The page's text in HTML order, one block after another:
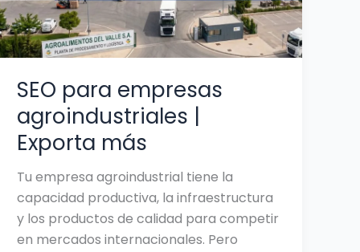
SEO para empresas
agroindustriales |
Exporta más
Tu empresa agroindustrial tiene la
capacidad productiva, la infraestructura
y los productos de calidad para competir
en mercados internacionales. Pero